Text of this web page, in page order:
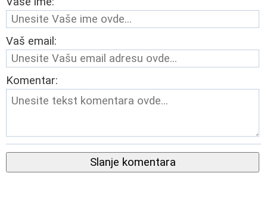
Vaš email:
Komentar:
Slanje komentara